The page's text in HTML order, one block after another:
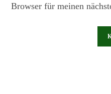
Browser für meinen